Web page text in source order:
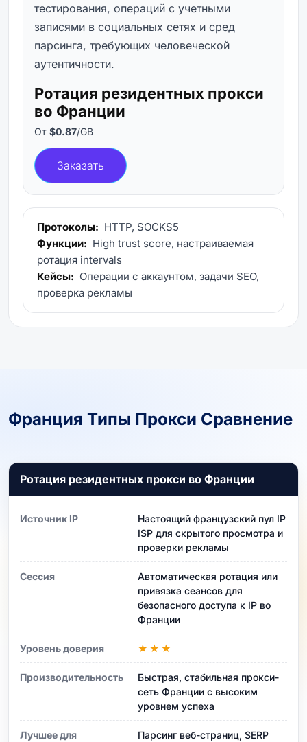
тестирования, операций с учетными
записями в социальных сетях и сред
парсинга, требующих человеческой
аутентичности.
Ротация резидентных прокси
во Франции
От $0.87/GB
Заказать
Протоколы: HTTP, SOCKS5
Функции: High trust score, настраиваемая
ротация intervals
Кейсы: Операции с аккаунтом, задачи SEO,
проверка рекламы
Франция Типы Прокси Сравнение
Ротация резидентных прокси во Франции
Источник IP
Настоящий французский пул IP
ISP для скрытого просмотра и
проверки рекламы
Сессия
Автоматическая ротация или
привязка сеансов для
безопасного доступа к IP во
Франции
Уровень доверия ★★★
Производительность
Быстрая, стабильная прокси-
сеть Франции с высоким
уровнем успеха
Лучшее для
Парсинг веб-страниц, SERP